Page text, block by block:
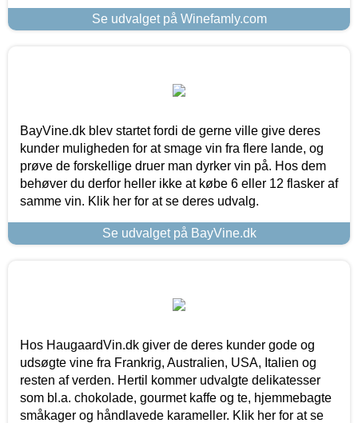
Se udvalget på Winefamly.com
BayVine.dk blev startet fordi de gerne ville give deres
kunder muligheden for at smage vin fra flere lande, og
prøve de forskellige druer man dyrker vin på. Hos dem
behøver du derfor heller ikke at købe 6 eller 12 flasker af
samme vin. Klik her for at se deres udvalg.
Se udvalget på BayVine.dk
Hos HaugaardVin.dk giver de deres kunder gode og
udsøgte vine fra Frankrig, Australien, USA, Italien og
resten af verden. Hertil kommer udvalgte delikatesser
som bl.a. chokolade, gourmet kaffe og te, hjemmebagte
småkager og håndlavede karameller. Klik her for at se